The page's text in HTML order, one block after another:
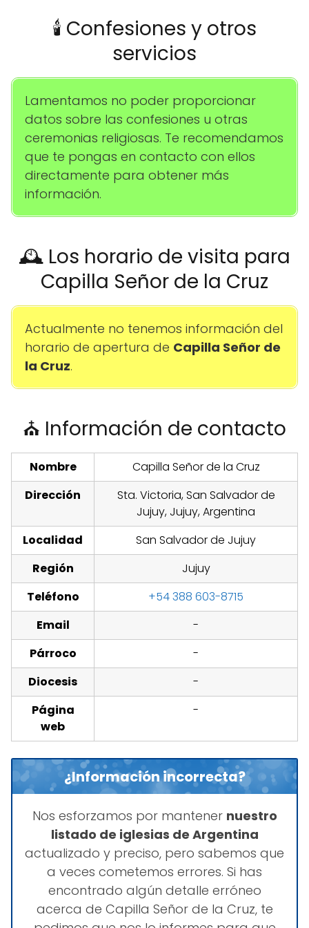
🕯️ Confesiones y otros
servicios
Lamentamos no poder proporcionar
datos sobre las confesiones u otras
ceremonias religiosas. Te recomendamos
que te pongas en contacto con ellos
directamente para obtener más
información.
🕰️ Los horario de visita para
Capilla Señor de la Cruz
Actualmente no tenemos información del
horario de apertura de Capilla Señor de
la Cruz.
⛪ Información de contacto
Nombre
Capilla Señor de la Cruz
Dirección
Sta. Victoria, San Salvador de
Jujuy, Jujuy, Argentina
Localidad
San Salvador de Jujuy
Región
Jujuy
Teléfono
+54 388 603-8715
Email
-
Párroco
-
Diocesis
-
Página
web
-
¿Información incorrecta?
Nos esforzamos por mantener nuestro
listado de iglesias de Argentina
actualizado y preciso, pero sabemos que
a veces cometemos errores. Si has
encontrado algún detalle erróneo
acerca de Capilla Señor de la Cruz, te